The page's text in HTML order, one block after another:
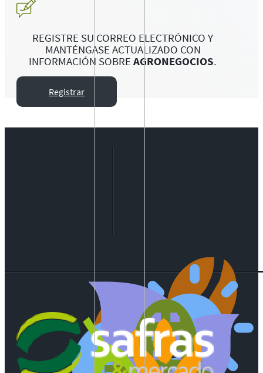
REGISTRE SU CORREO ELECTRÓNICO Y
MANTÉNGASE ACTUALIZADO CON
INFORMACIÓN SOBRE AGRONEGOCIOS.
Registrar